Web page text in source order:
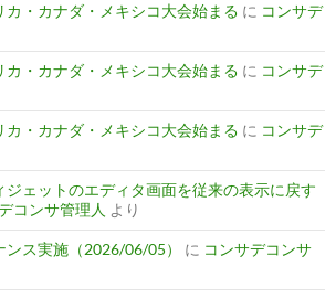
カ・カナダ・メキシコ大会始まる に コンサデ
カ・カナダ・メキシコ大会始まる に コンサデ
カ・カナダ・メキシコ大会始まる に コンサデ
ジェットのエディタ画面を従来の表示に戻す
コンサ管理人 より
ス実施（2026/06/05） に コンサデコンサ